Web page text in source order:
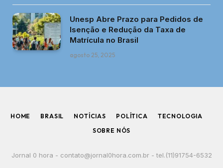
Unesp Abre Prazo para Pedidos de
Isenção e Redução da Taxa de
Matrícula no Brasil
agosto 25, 2025
HOME BRASIL NOTÍCIAS POLÍTICA
TECNOLOGIA
SOBRE NÓS
Jornal 0 hora - contato@jornal0hora.com.br- tel.(11)91754-6532